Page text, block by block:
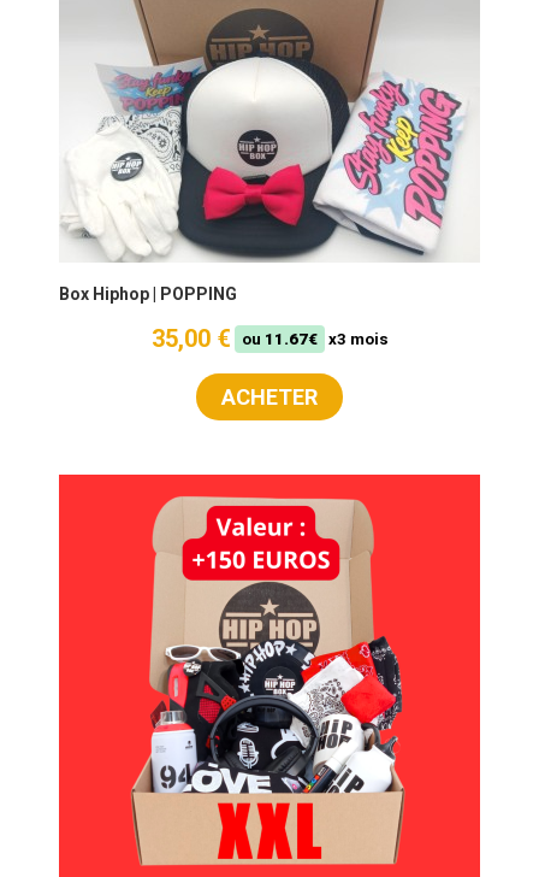
Box Hiphop | POPPING
35,00 € ou 11.67€ x3 mois
ACHETER